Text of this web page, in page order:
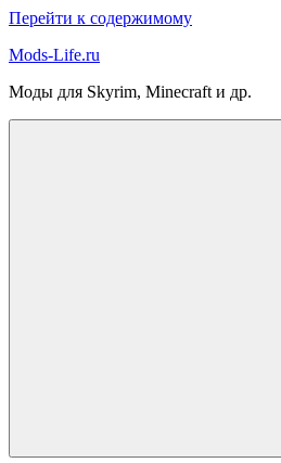
Перейти к содержимому
Mods-Life.ru
Моды для Skyrim, Minecraft и др.